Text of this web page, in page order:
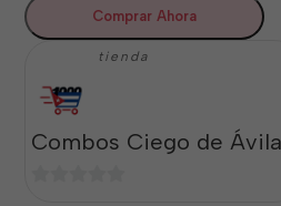
Comprar Ahora
tienda
Combos Ciego de Ávila